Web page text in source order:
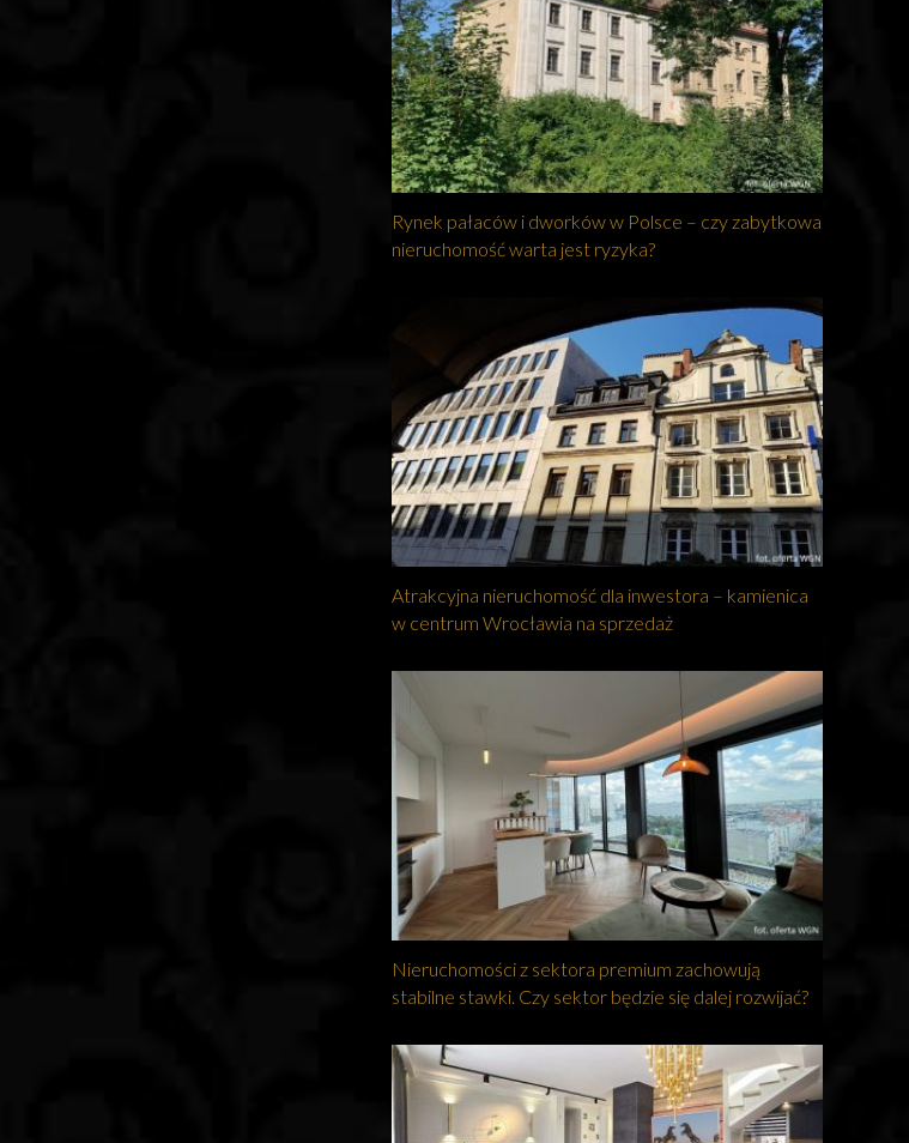
Rynek pałaców i dworków w Polsce – czy zabytkowa
nieruchomość warta jest ryzyka?
Atrakcyjna nieruchomość dla inwestora – kamienica
w centrum Wrocławia na sprzedaż
Nieruchomości z sektora premium zachowują
stabilne stawki. Czy sektor będzie się dalej rozwijać?